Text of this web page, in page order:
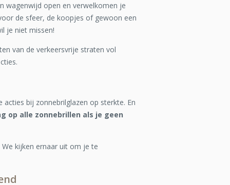
wagenwijd open en verwelkomen je
de sfeer, de koopjes of gewoon een
je niet missen!
van de verkeersvrije straten vol
bij zonnebrilglazen op sterkte. En
op alle zonnebrillen als je geen
kijken ernaar uit om je te